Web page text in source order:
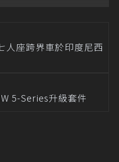
座跨界車於印度尼西
5-Series升級套件